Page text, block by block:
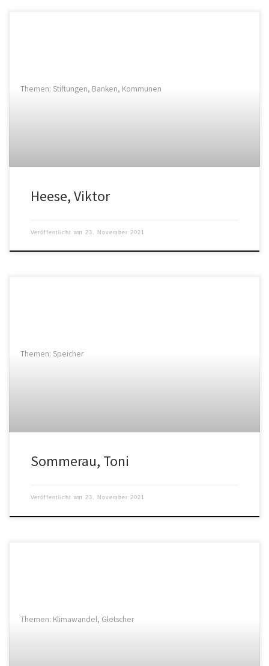
Themen: Stiftungen, Banken, Kommunen
Heese, Viktor
Veröffentlicht am 23. November 2021
Themen: Speicher
Sommerau, Toni
Veröffentlicht am 23. November 2021
Themen: Klimawandel, Gletscher